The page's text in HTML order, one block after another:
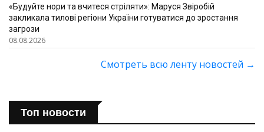
«Будуйте нори та вчитеся стріляти»: Маруся Звіробій
закликала тилові регіони України готуватися до зростання
загрози
08.08.2026
Смотреть всю ленту новостей →
Топ новости